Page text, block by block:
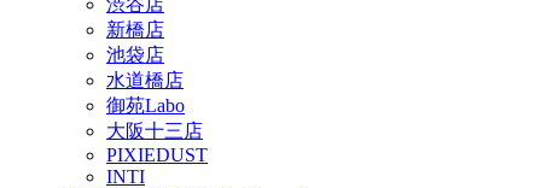
渋谷店
新橋店
池袋店
水道橋店
御苑Labo
大阪十三店
PIXIEDUST
INTI